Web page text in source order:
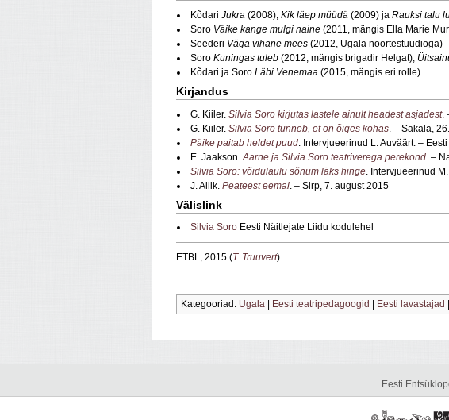
Kõdari Jukra (2008), Kik läep müüdä (2009) ja Rauksi talu
Soro Väike kange mulgi naine (2011, mängis Ella Marie
Seederi Väga vihane mees (2012, Ugala noortestuudioga)
Soro Kuningas tuleb (2012, mängis brigadir Helgat),
Kõdari ja Soro Läbi Venemaa (2015, mängis eri rolle)
Kirjandus
G. Kiiler. Silvia Soro kirjutas lastele ainult headest asjadest.
G. Kiiler. Silvia Soro tunneb, et on õiges kohas . – Sakala,
Päike paitab heldet puud . Intervjueerinud L. Auväärt. –
E. Jaakson. Aarne ja Silvia Soro teatriverega perekond . –
Silvia Soro: võidulaulu sõnum läks hinge . Intervjueerinud
J. Allik. Peateest eemal . – Sirp, 7. august 2015
Välislink
Silvia Soro Eesti Näitlejate Liidu kodulehel
ETBL, 2015 (T. Truuvert)
Kategooriad: Ugala Eesti teatripedagoogid Eesti lavastajad
Eesti